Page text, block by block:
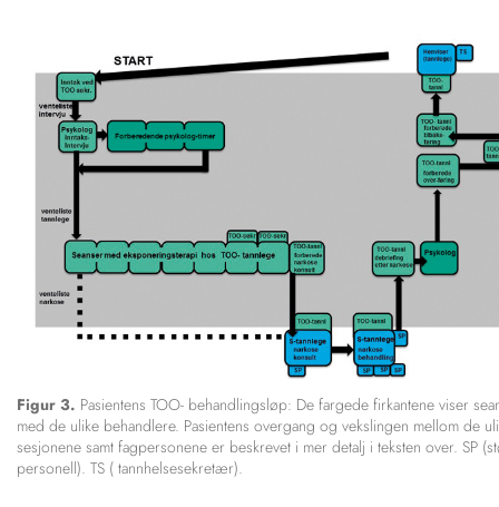
Figur 3. Pasientens TOO- behandlingsløp: De fargede firkantene viser
med de ulike behandlere. Pasientens overgang og vekslingen mellom de
sesjonene samt fagpersonene er beskrevet i mer detalj i teksten over. SP
personell). TS ( tannhelsesekretær).